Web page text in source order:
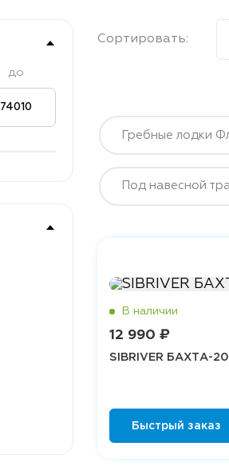
до
74010
Гребные лодки
Под навесной
Сортировать:
12 990 ₽
SIBRIVER БАХТА-